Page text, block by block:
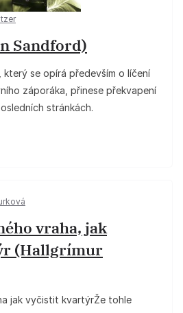
Sandford)
který se opírá především o líčení
záporáka, přinese překvapení
stránkách.
vraha, jak
(Hallgrímur
jak vyčistit kvartýrŽe tohle